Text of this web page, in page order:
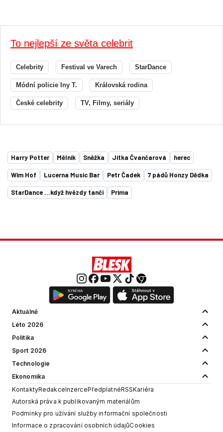
To nejlepší ze světa celebrit
Celebrity Festival ve Varech StarDance
Módní policie Iny T. Královská rodina
České celebrity TV, Filmy, seriály
Harry Potter Mělník Sněžka Jitka Čvančarová herec
Wim Hof Lucerna Music Bar Petr Čadek 7 pádů Honzy Dědka
StarDance …když hvězdy tančí Prima
Aktuálně
Léto 2026
Politika
Sport 2026
Technologie
Ekonomika
KontaktyRedakceInzercePředplatnéRSSKariéra
Autorská práva k publikovaným materiálům
Podmínky pro užívání služby informační společnosti
Informace o zpracování osobních údajůCookies